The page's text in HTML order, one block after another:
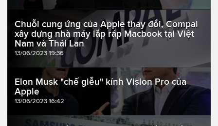
Chuỗi cung ứng của Apple thay đổi, Compal
xây dựng nhà máy lắp ráp Macbook tại Việt
Nam và Thái Lan
13/06/2023 19:36
Elon Musk "chế giễu" kính Vision Pro của
Apple
13/06/2023 16:42